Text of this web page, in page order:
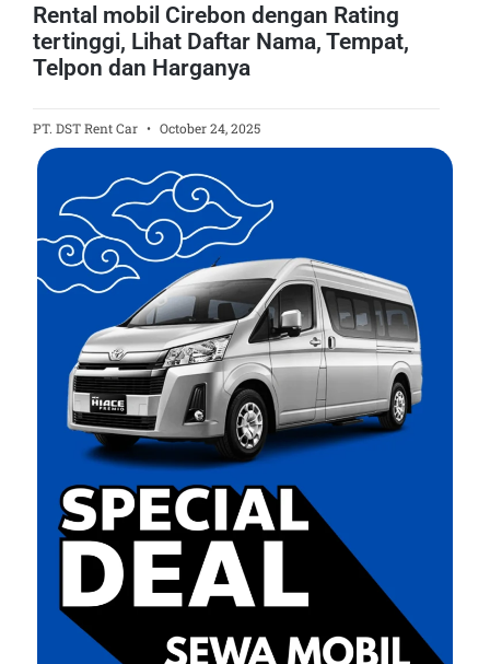
Rental mobil Cirebon dengan Rating
tertinggi, Lihat Daftar Nama, Tempat,
Telpon dan Harganya
PT. DST Rent Car October 24, 2025